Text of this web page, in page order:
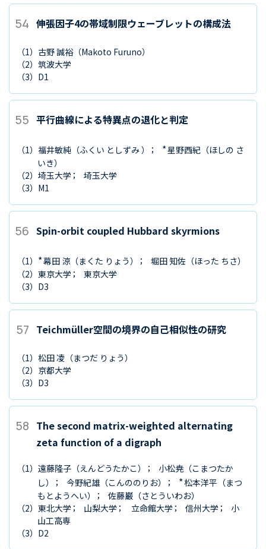
54 伸張因子4の帯域制限ウェーブレットの構成法
（1） 古野 誠裕（Makoto Furuno）
（2） 筑波大学
（3） D1
55 平行曲線による特異点の退化と判定
（1） 福井敏純 （ふくい としずみ ） *星野西紀 （ほしの さ
いき）
（2） 埼玉大学
埼玉大学
（3） M1
56 Spin-orbit coupled Hubbard skyrmions
（1） *幕田 涼 （まくた りょう） 堀田 知佐 （ほった ちさ）
（2） 東京大学
東京大学
（3） D3
57 Teichmüller空間の境界の自己相似性の研究
（1） 松田 凌 （まつだ りょう）
（2） 京都大学
（3） D3
58 The second matrix-weighted alternating
zeta function of a digraph
（1） 遠藤隆子 （えんどうたかこ） 小松尭 （こまつたか
し）
今野紀雄（こんののりお） *松本洋平 （まつ
もとようへい）
佐藤巌 （さとういわお）
（2） 東北大学 山梨大学 立命館大学 信州大学
小
山工高専
（3） D2